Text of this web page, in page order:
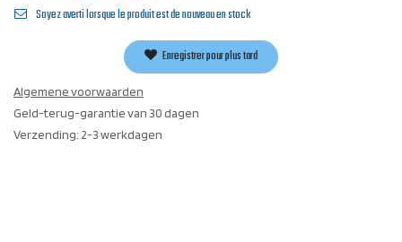
Soyez averti lorsque le produit est de nouveau en stock
Enregistrer pour plus tard
Algemene voorwaarden
Geld-terug-garantie van 30 dagen
Verzending: 2-3 werkdagen